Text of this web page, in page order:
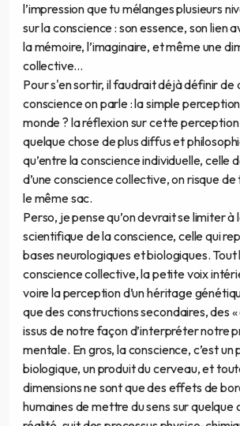
l’impression que tu mélanges plusieurs
sur la conscience : son essence, son lien
la mémoire, l’imaginaire, et même une
collective...
Pour s'en sortir, il faudrait déjà définir de
conscience on parle : la simple
monde ? la réflexion sur cette
quelque chose de plus diffus et
qu’entre la conscience individuelle, celle
d’une conscience collective, on risque
le même sac.
Perso, je pense qu’on devrait se limiter à
scientifique de la conscience, celle qui
bases neurologiques et biologiques. Tout
conscience collective, la petite voix
voire la perception d’un héritage
que des constructions secondaires, des
issus de notre façon d’interpréter notre
mentale. En gros, la conscience, c’est un
biologique, un produit du cerveau, et
dimensions ne sont que des effets de
humaines de mettre du sens sur quelque